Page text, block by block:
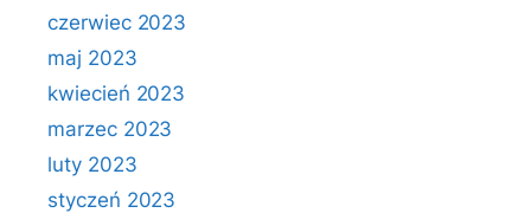
czerwiec 2023
maj 2023
kwiecień 2023
marzec 2023
luty 2023
styczeń 2023